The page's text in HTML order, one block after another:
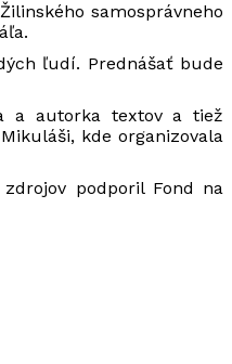
samosprávneho
ľudí. Prednášať bude
a autorka textov a tiež
kde organizovala
podporil Fond na